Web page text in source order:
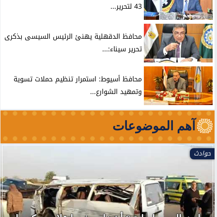
43 لتحرير...
محافظ الدقهلية يهنئ الرئيس السيسى بذكرى
تحرير سيناء:...
محافظ أسيوط: استمرار تنظيم حملات تسوية
وتمهيد الشوارع...
آهم الموضوعات
حوادث